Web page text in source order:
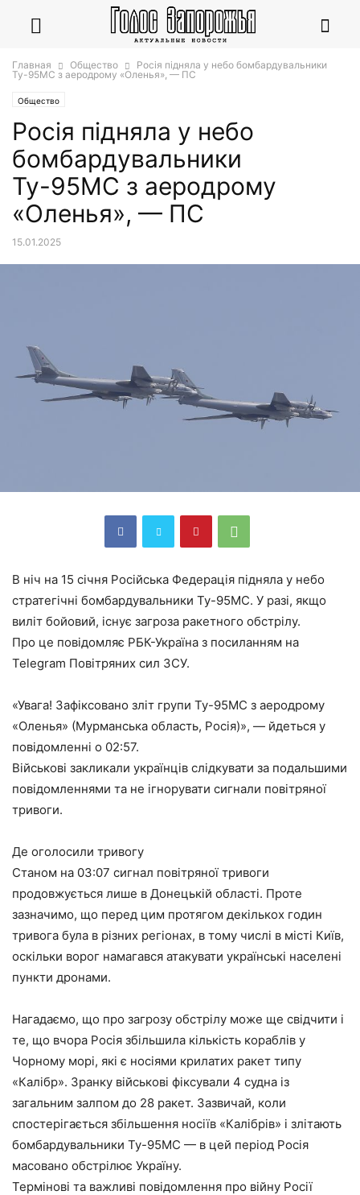
Главная Общество
Росія підняла у небо бомбардувальники
Ту-95МС з аеродрому «Оленья», — ПС
Общество
Росія підняла у небо
бомбардувальники
Ту-95МС з аеродрому
«Оленья», — ПС
15.01.2025
В ніч на 15 січня Російська Федерація підняла у небо
стратегічні бомбардувальники Ту-95МС. У разі, якщо
виліт бойовий, існує загроза ракетного обстрілу.
Про це повідомляє РБК-Україна з посиланням на
Telegram Повітряних сил ЗСУ.
«Увага! Зафіксовано зліт групи Ту-95МС з аеродрому
«Оленья» (Мурманська область, Росія)», — йдеться у
повідомленні о 02:57.
Військові закликали українців слідкувати за подальшими
повідомленнями та не ігнорувати сигнали повітряної
тривоги.
Де оголосили тривогу
Станом на 03:07 сигнал повітряної тривоги
продовжується лише в Донецькій області. Проте
зазначимо, що перед цим протягом декількох годин
тривога була в різних регіонах, в тому числі в місті Київ,
оскільки ворог намагався атакувати українські населені
пункти дронами.
Нагадаємо, що про загрозу обстрілу може ще свідчити і
те, що вчора Росія збільшила кількість кораблів у
Чорному морі, які є носіями крилатих ракет типу
«Калібр». Зранку військові фіксували 4 судна із
загальним залпом до 28 ракет. Зазвичай, коли
спостерігається збільшення носіїв «Калібрів» і злітають
бомбардувальники Ту-95МС — в цей період Росія
масовано обстрілює Україну.
Термінові та важливі повідомлення про війну Росії